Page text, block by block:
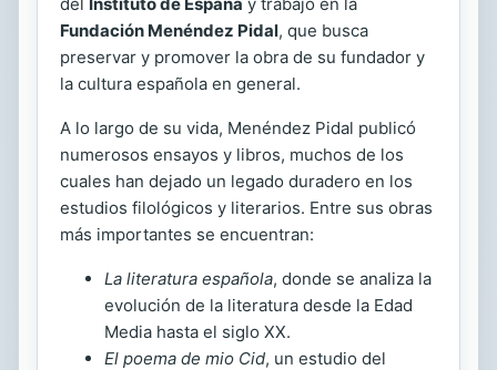
Fundación Menéndez Pidal, que busca
preservar y promover la obra de su fundador y
la cultura española en general.
A lo largo de su vida, Menéndez Pidal publicó
numerosos ensayos y libros, muchos de los
cuales han dejado un legado duradero en los
estudios filológicos y literarios. Entre sus obras
más importantes se encuentran:
La literatura española, donde se analiza la
evolución de la literatura desde la Edad
Media hasta el siglo XX.
El poema de mio Cid, un estudio del